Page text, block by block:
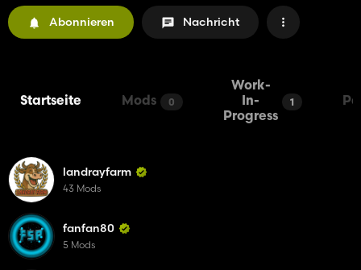
Abonnieren Nachricht
Startseite Mods 0
Work-
In-
Progress
1
landrayfarm
43 Mods
fanfan80
5 Mods